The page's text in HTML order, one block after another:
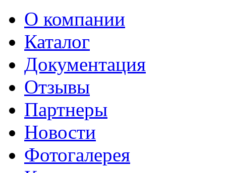
О компании
Каталог
Документация
Отзывы
Партнеры
Новости
Фотогалерея